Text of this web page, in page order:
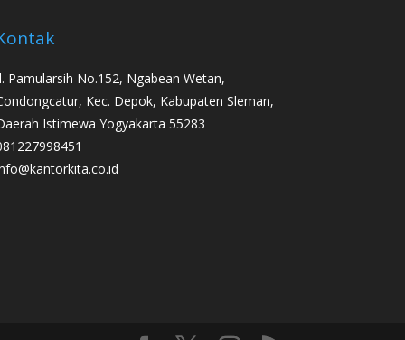
Pamularsih No.152, Ngabean Wetan,
Kec. Depok, Kabupaten Sleman,
Istimewa Yogyakarta 55283